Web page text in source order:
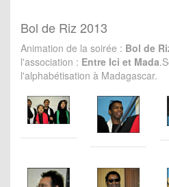
Bol de Riz 2013
Animation de la soirée : Bol de
l'association : Entre Ici et Mada
l'alphabétisation à Madagascar.